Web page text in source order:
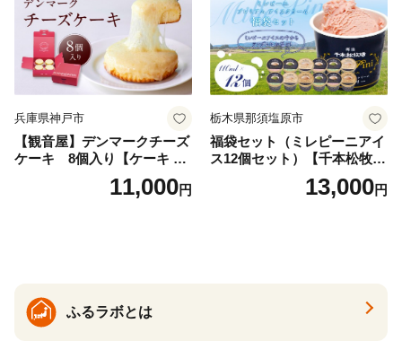
兵庫県神戸市
【観音屋】デンマークチーズ
ケーキ 8個入り【ケーキ チ
ーズケーキ 人気スイーツ お
すすめスイーツ 神戸スイー
11,000円
栃木県那須塩原市
福袋セット（ミレピーニアイ
ス12個セット）【千本松牧
場】 ns025-014-12 【デザー
ト 詰め合わせ ギフト】
13,000円
ふるラボとは